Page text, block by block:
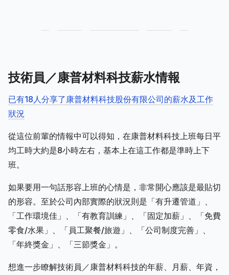
技術員／康普材料科技薪水情報
已有18人分享了康普材料科技股份有限公司的薪水及工作
狀況
從這位前輩的情報中可以得知，在康普材料科技上班每日平
均工時大約是8小時左右，基本上在這工作都是準時上下
班。
如果要用一句話形容上班的心情是，非常開心應該是最貼切
的形容。至於公司內部實際的狀況則是「有升遷管道」、
「工作環境佳」、「有教育訓練」、「固定加薪」、「免費
零食/水果」、「員工聚餐/旅遊」、「公司制度完善」、
「年終獎金」、「三節獎金」。
想進一步瞭解技術員／康普材料科技的年薪、月薪、年資，